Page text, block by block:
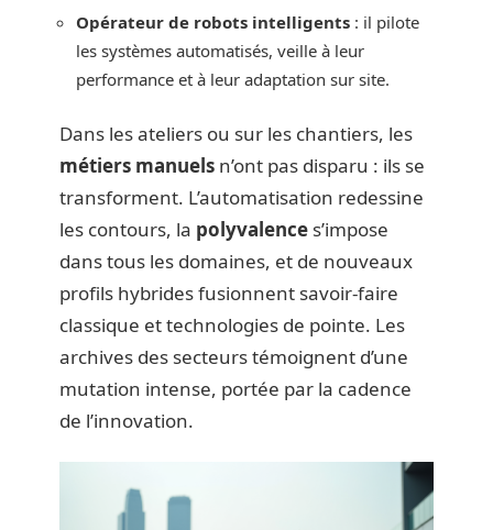
Opérateur de robots intelligents : il pilote
les systèmes automatisés, veille à leur
performance et à leur adaptation sur site.
Dans les ateliers ou sur les chantiers, les
métiers manuels n’ont pas disparu : ils se
transforment. L’automatisation redessine
les contours, la polyvalence s’impose
dans tous les domaines, et de nouveaux
profils hybrides fusionnent savoir-faire
classique et technologies de pointe. Les
archives des secteurs témoignent d’une
mutation intense, portée par la cadence
de l’innovation.